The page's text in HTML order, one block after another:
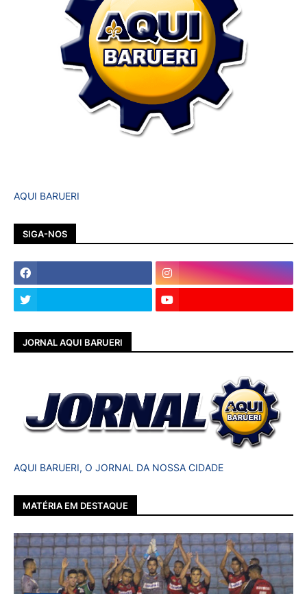
AQUI BARUERI
SIGA-NOS
JORNAL AQUI BARUERI
AQUI BARUERI, O JORNAL DA NOSSA CIDADE
MATÉRIA EM DESTAQUE